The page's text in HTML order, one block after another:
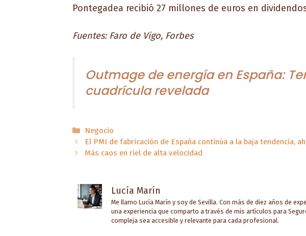
Pontegadea recibió 27 millones de euros en
Fuentes: Faro de Vigo, Forbes
Outmage de energía en España:
cuadrícula revelada
Categorías
Negocio
El PMI de fabricación de España continúa a la baja tendencia,
Más caos en riel de alta velocidad
Lucía Marín
Me llamo Lucía Marín y soy de Sevilla. Con más de diez años de
una experiencia que comparto a través de mis artículos para
compleja sea accesible y relevante para cada profesional.